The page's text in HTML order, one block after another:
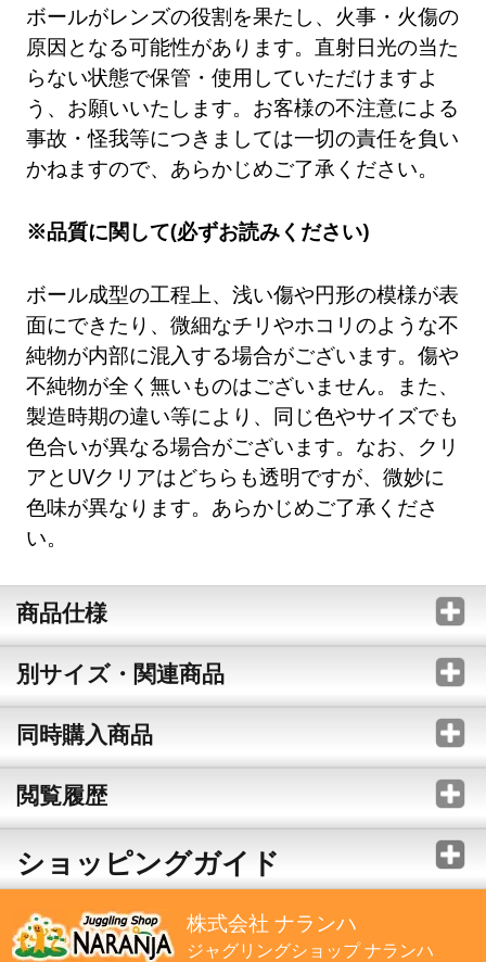
ボールがレンズの役割を果たし、火事・火傷の
原因となる可能性があります。直射日光の当た
らない状態で保管・使用していただけますよ
う、お願いいたします。お客様の不注意による
事故・怪我等につきましては一切の責任を負い
かねますので、あらかじめご了承ください。
※品質に関して(必ずお読みください)
ボール成型の工程上、浅い傷や円形の模様が表
面にできたり、微細なチリやホコリのような不
純物が内部に混入する場合がございます。傷や
不純物が全く無いものはございません。また、
製造時期の違い等により、同じ色やサイズでも
色合いが異なる場合がございます。なお、クリ
アとUVクリアはどちらも透明ですが、微妙に
色味が異なります。あらかじめご了承くださ
い。
商品仕様
別サイズ・関連商品
同時購入商品
閲覧履歴
ショッピングガイド
株式会社 ナランハ
ジャグリングショップ ナランハ